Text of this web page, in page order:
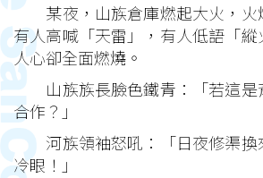
某夜，山族倉庫燃起大火，火
有人高喊「天雷」，有人低語「縱
人心卻全面燃燒。
山族族長臉色鐵青：「若這是
合作？」
河族領袖怒吼：「日夜修渠換
冷眼！」